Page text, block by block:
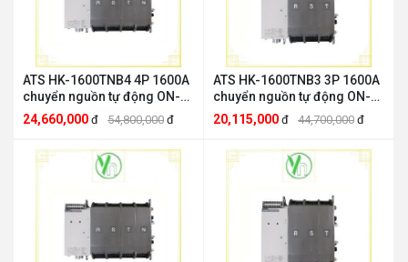
ATS HK-1600TNB4 4P 1600A
chuyển nguồn tự động ON-
OFF-ON HANKWANG HK-
1600TNB4.
24,660,000 đ 54,800,000 đ
ATS HK-1600TNB3 3P 1600A
chuyển nguồn tự động ON-
OFF-ON HANKWANGHK
HANKWANG HK-1600TNB3
20,115,000 đ 44,700,000 đ